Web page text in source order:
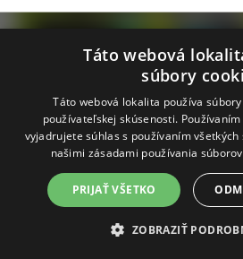
Doprava zadarmo
Detektor kovov XP
Táto webová
súbory
Táto webová lokalita používa
používateľskej skúsenosti.
vyjadrujete súhlas s používaním
našimi zásadami používania
PRIJAŤ VŠETKO
ZOBRAZIŤ